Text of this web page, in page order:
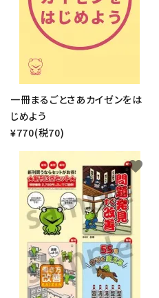
一冊まるごとさあカイゼンをは
じめよう
¥770(税70)
favorite